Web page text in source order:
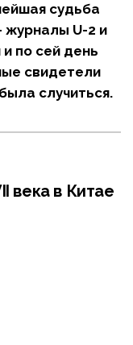
судьба
журналы U-2 и
по сей день
свидетели
случиться.
века в Китае